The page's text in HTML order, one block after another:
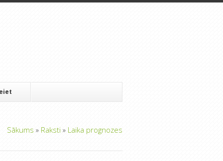
Sākums » Raksti » Laika prognozes